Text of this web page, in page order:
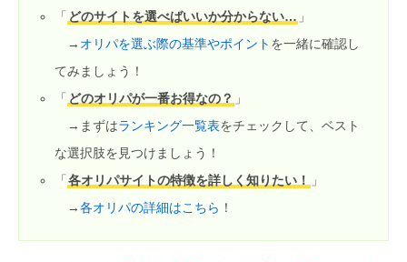
お問い合わせ
「 どのサイトを選べばいいか分からない… 」
→ オリパを選ぶ際の基準やポイント を一緒に確認し
てみましょう！
「 どのオリパが一番お得なの？ 」
→まずはランキング一覧表をチェックして、ベスト
な選択肢を見つけましょう！
「 各オリパサイトの特徴を詳しく知りたい！
」
→各オリパの詳細はこちら ！